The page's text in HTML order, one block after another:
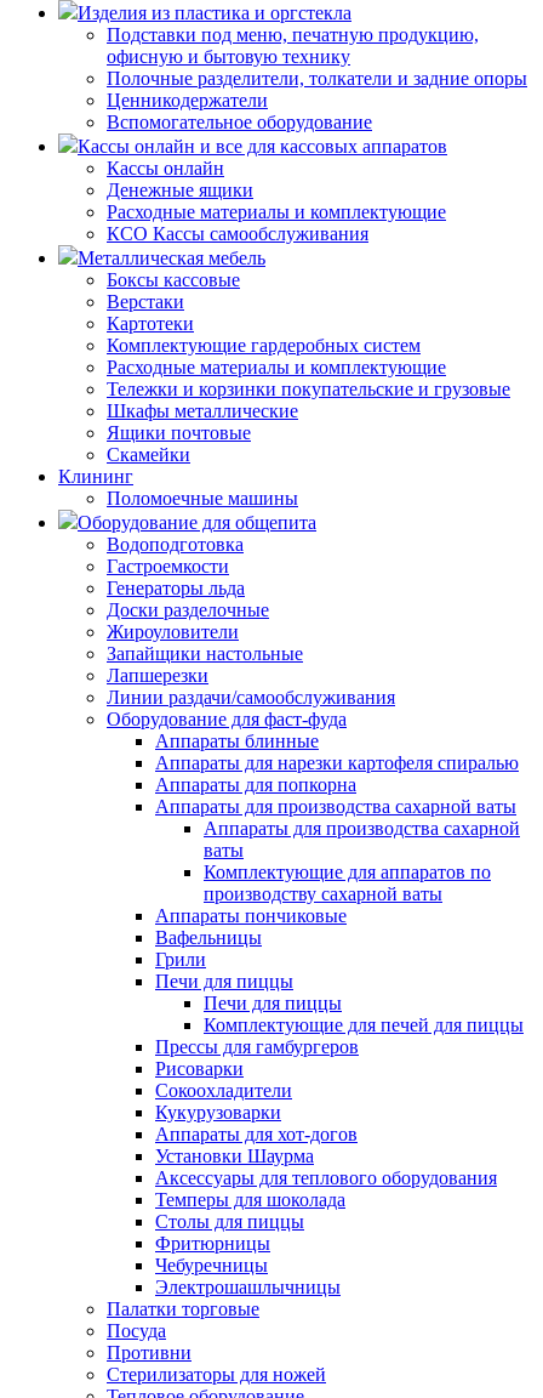
Изделия из пластика и оргстекла
Подставки под меню, печатную продукцию,
офисную и бытовую технику
Полочные разделители, толкатели и задние опоры
Ценникодержатели
Вспомогательное оборудование
Кассы онлайн и все для кассовых аппаратов
Кассы онлайн
Денежные ящики
Расходные материалы и комплектующие
КСО Кассы самообслуживания
Металлическая мебель
Боксы кассовые
Верстаки
Картотеки
Комплектующие гардеробных систем
Расходные материалы и комплектующие
Тележки и корзинки покупательские и грузовые
Шкафы металлические
Ящики почтовые
Скамейки
Клининг
Поломоечные машины
Оборудование для общепита
Водоподготовка
Гастроемкости
Генераторы льда
Доски разделочные
Жироуловители
Запайщики настольные
Лапшерезки
Линии раздачи/самообслуживания
Оборудование для фаст-фуда
Аппараты блинные
Аппараты для нарезки картофеля спиралью
Аппараты для попкорна
Аппараты для производства сахарной ваты
Аппараты для производства сахарной
ваты
Комплектующие для аппаратов по
производству сахарной ваты
Аппараты пончиковые
Вафельницы
Грили
Печи для пиццы
Печи для пиццы
Комплектующие для печей для пиццы
Прессы для гамбургеров
Рисоварки
Сокоохладители
Кукурузоварки
Аппараты для хот-догов
Установки Шаурма
Аксессуары для теплового оборудования
Темперы для шоколада
Столы для пиццы
Фритюрницы
Чебуречницы
Электрошашлычницы
Палатки торговые
Посуда
Противни
Стерилизаторы для ножей